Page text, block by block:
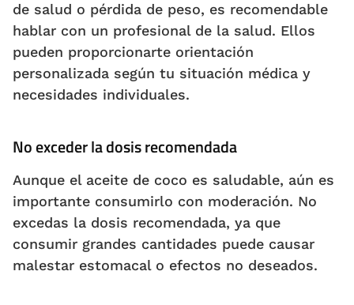
de salud o pérdida de peso, es recomendable
hablar con un profesional de la salud. Ellos
pueden proporcionarte orientación
personalizada según tu situación médica y
necesidades individuales.
No exceder la dosis recomendada
Aunque el aceite de coco es saludable, aún es
importante consumirlo con moderación. No
excedas la dosis recomendada, ya que
consumir grandes cantidades puede causar
malestar estomacal o efectos no deseados.